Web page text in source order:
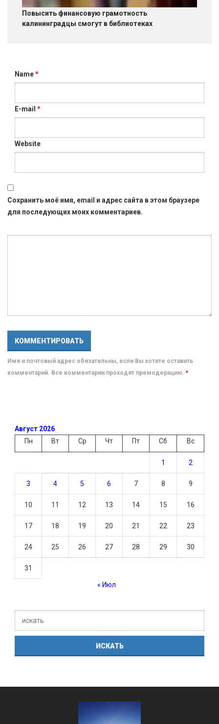
Повысить финансовую грамотность
калининградцы смогут в библиотеках
Name*
E-mail *
Website
Сохранить моё имя, email и адрес сайта в этом браузере
для последующих моих комментариев.
Имя и почтовый адрес обязательны, если Вы хотите оставить
комментарий. Все комментарии проходят премодерацию. *
Август 2026
Пн
Вт Ср Чт Пт Сб Вс
1 2
3 4 5 6 7 8 9
10 11 12 13 14 15 16
17 18 19 20 21 22 23
24 25 26 27 28 29 30
31
« Июл